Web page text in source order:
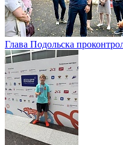
Глава Подольска